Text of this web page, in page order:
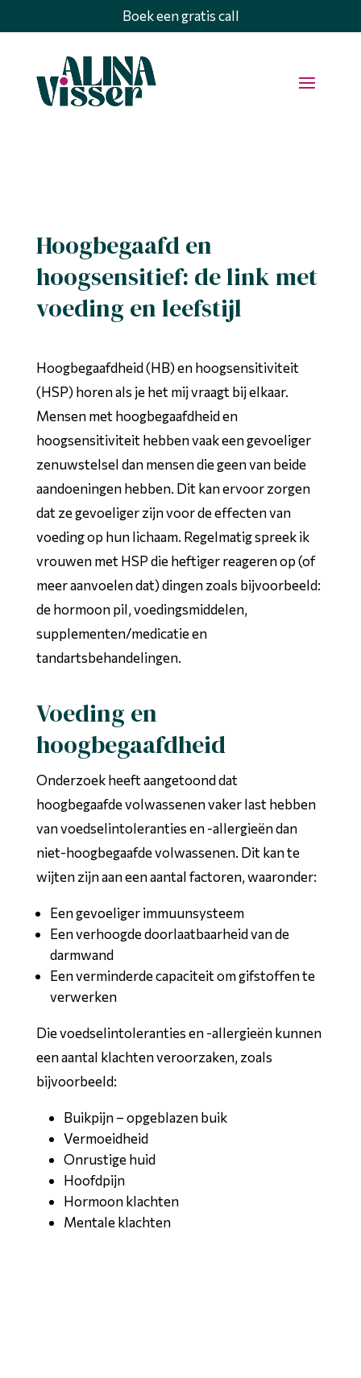
Boek een gratis call
Hoogbegaafd en
hoogsensitief: de link met
voeding en leefstijl
Hoogbegaafdheid (HB) en hoogsensitiviteit
(HSP) horen als je het mij vraagt bij elkaar.
Mensen met hoogbegaafdheid en
hoogsensitiviteit hebben vaak een gevoeliger
zenuwstelsel dan mensen die geen van beide
aandoeningen hebben. Dit kan ervoor zorgen
dat ze gevoeliger zijn voor de effecten van
voeding op hun lichaam. Regelmatig spreek ik
vrouwen met HSP die heftiger reageren op (of
meer aanvoelen dat) dingen zoals bijvoorbeeld:
de hormoon pil, voedingsmiddelen,
supplementen/medicatie en
tandartsbehandelingen.
Voeding en
hoogbegaafdheid
Onderzoek heeft aangetoond dat
hoogbegaafde volwassenen vaker last hebben
van voedselintoleranties en -allergieën dan
niet-hoogbegaafde volwassenen. Dit kan te
wijten zijn aan een aantal factoren, waaronder:
Een gevoeliger immuunsysteem
Een verhoogde doorlaatbaarheid van de
darmwand
Een verminderde capaciteit om gifstoffen te
verwerken
Die voedselintoleranties en -allergieën kunnen
een aantal klachten veroorzaken, zoals
bijvoorbeeld:
Buikpijn – opgeblazen buik
Vermoeidheid
Onrustige huid
Hoofdpijn
Hormoon klachten
Mentale klachten